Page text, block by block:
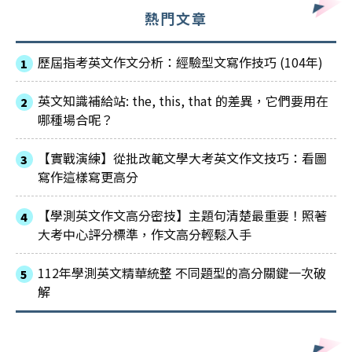
熱門文章
歷屆指考英文作文分析：經驗型文寫作技巧 (104年)
英文知識補給站: the, this, that 的差異，它們要用在
哪種場合呢？
【實戰演練】從批改範文學大考英文作文技巧：看圖
寫作這樣寫更高分
【學測英文作文高分密技】主題句清楚最重要！照著
大考中心評分標準，作文高分輕鬆入手
112年學測英文精華統整 不同題型的高分關鍵一次破
解